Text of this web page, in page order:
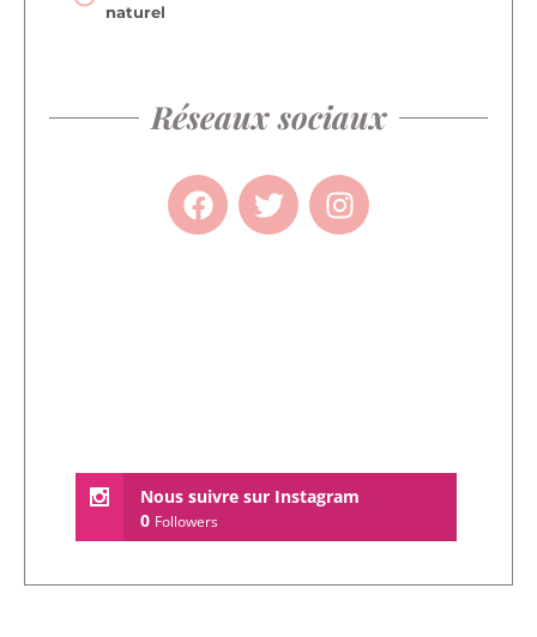
naturel
Réseaux sociaux
Nous suivre sur Instagram
0 Followers